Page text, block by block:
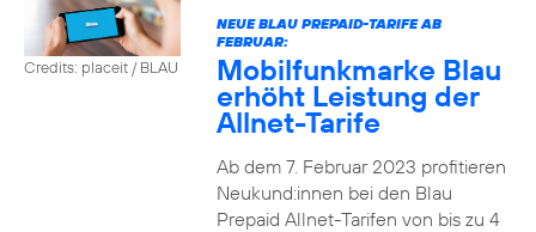
Credits: placeit / BLAU
NEUE BLAU PREPAID-TARIFE AB
FEBRUAR:
Mobilfunkmarke Blau
erhöht Leistung der
Allnet-Tarife
Ab dem 7. Februar 2023 profitieren
Neukund:innen bei den Blau
Prepaid Allnet-Tarifen von bis zu 4